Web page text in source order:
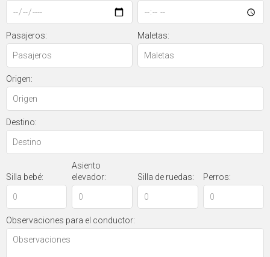
Pasajeros: Maletas:
Origen:
Destino:
Silla bebé:
Asiento
elevador:
Silla de ruedas: Perros:
Observaciones para el conductor: